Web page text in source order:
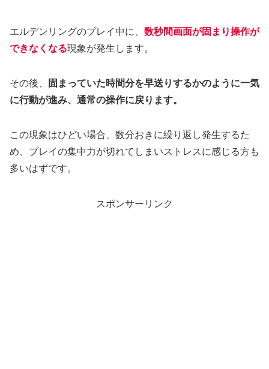
エルデンリングのプレイ中に、 数秒間画面が固まり操作が
できなくなる現象が発生します。
その後、
固まっていた時間分を早送りするかのように一気
に行動が進み、通常の操作に戻ります。
この現象はひどい場合、数分おきに繰り返し発生するた
め、プレイの集中力が切れてしまいストレスに感じる方も
多いはずです。
スポンサーリンク